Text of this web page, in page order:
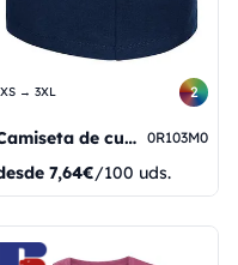
XS → 3XL 2
Camiseta de cuello en V para hombre Pure Organic 0R103M0
7,64€/100 uds.